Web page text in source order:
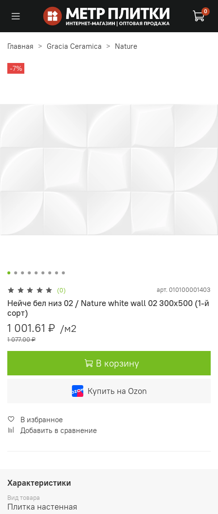
0
Главная Gracia Ceramica Nature
-7%
(0) арт. 010100001403
Нейче бел низ 02 / Nature white wall 02 300х500 (1-й
сорт)
1 001.61 ₽ /м2
1 077.00 ₽
В корзину
Купить на Ozon
В избранное
Добавить в сравнение
Характеристики
Вид товара
Плитка настенная